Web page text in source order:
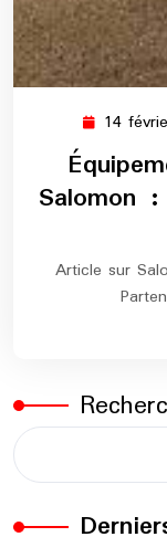
14
Salomon
Article sur